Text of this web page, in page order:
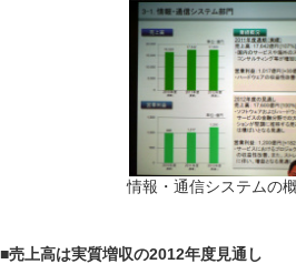
情報・通信システムの
■売上高は実質増収の2012年度見通し